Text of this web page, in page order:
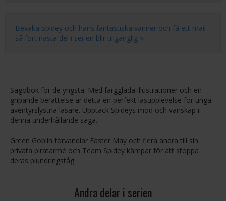
Bevaka Spidey och hans fantastiska vänner och få ett mail
så fort nästa del i serien blir tillgänglig »
Sagobok för de yngsta. Med färgglada illustrationer och en
gripande berättelse är detta en perfekt läsupplevelse för unga
äventyrslystna läsare. Upptäck Spideys mod och vänskap i
denna underhållande saga.
Green Goblin förvandlar Faster May och flera andra till sin
privata piratarmé och Team Spidey kämpar för att stoppa
deras plundringståg.
Andra delar i serien